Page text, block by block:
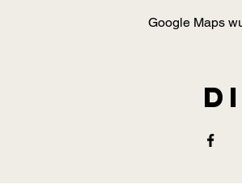
Google Maps